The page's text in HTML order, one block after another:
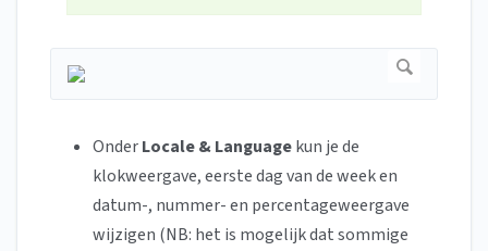
OnderLocale & Languagekun je de
klokweergave, eerste dag van de week en
datum-, nummer- en percentageweergave
wijzigen (NB: het is mogelijk dat sommige